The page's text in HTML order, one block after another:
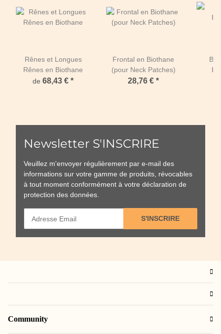
Rênes et Longues
Rênes en Biothane
de 68,43 € *
Frontal en Biothane
(pour Neck Patches)
28,76 € *
Newsletter S'INSCRIRE
Veuillez m'envoyer régulièrement par e-mail des
informations sur votre gamme de produits, révocables
à tout moment conformément à votre déclaration de
protection des données
S'INSCRIRE
Community